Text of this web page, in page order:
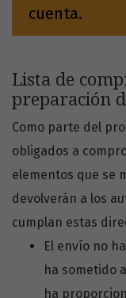
cuenta.
Lista de
preparación
Como parte del
obligados a
elementos que se
devolverán a los
cumplan estas
El envío no
ha sometido
ha